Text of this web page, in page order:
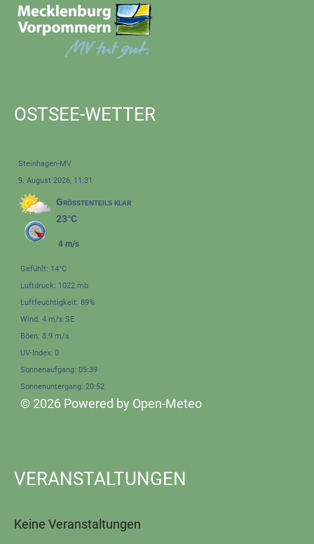
OSTSEE-WETTER
Steinhagen-MV
9. August 2026, 11:31
Größtenteils klar
23°C
4 m/s
Gefühlt: 14°C
Luftdruck: 1022 mb
Luftfeuchtigkeit: 89%
Wind: 4 m/s SE
Böen: 8.9 m/s
UV-Index: 0
Sonnenaufgang: 05:39
Sonnenuntergang: 20:52
© 2026 Powered by Open-Meteo
VERANSTALTUNGEN
Keine Veranstaltungen